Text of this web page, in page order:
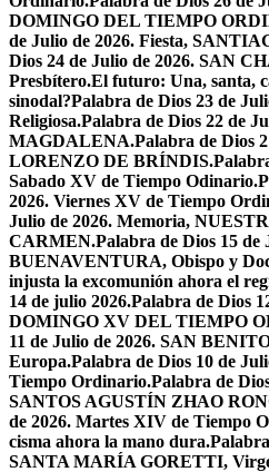
DOMINGO DEL TIEMPO
de Julio de 2026. Fiesta,
Dios 24 de Julio de 2026. SAN
Presbítero.El futuro: Una, santa,
sinodal?Palabra de Dios 23 de
Religiosa.Palabra de Dios 22 de
MAGDALENA.Palabra de Dios
LORENZO DE BRÍNDIS.
Sabado XV de Tiempo Odinario.
2026. Viernes XV de Tiempo
Julio de 2026. Memoria,
CARMEN.Palabra de Dios 15 de
BUENAVENTURA, Obispo y
injusta la excomunión ahora el
14 de julio 2026.Palabra de Dios
DOMINGO XV DEL TIEMPO
11 de Julio de 2026. SAN
Europa.Palabra de Dios 10 de
Tiempo Ordinario.Palabra de
SANTOS AGUSTÍN ZHAO
de 2026. Martes XIV de Tiempo
cisma ahora la mano dura.
SANTA MARÍA GORETTI,